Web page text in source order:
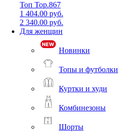
Топ Top.867
1 404.00 руб.
2 340.00 руб.
Для женщин
Новинки
Топы и футболки
Куртки и худи
Комбинезоны
Шорты